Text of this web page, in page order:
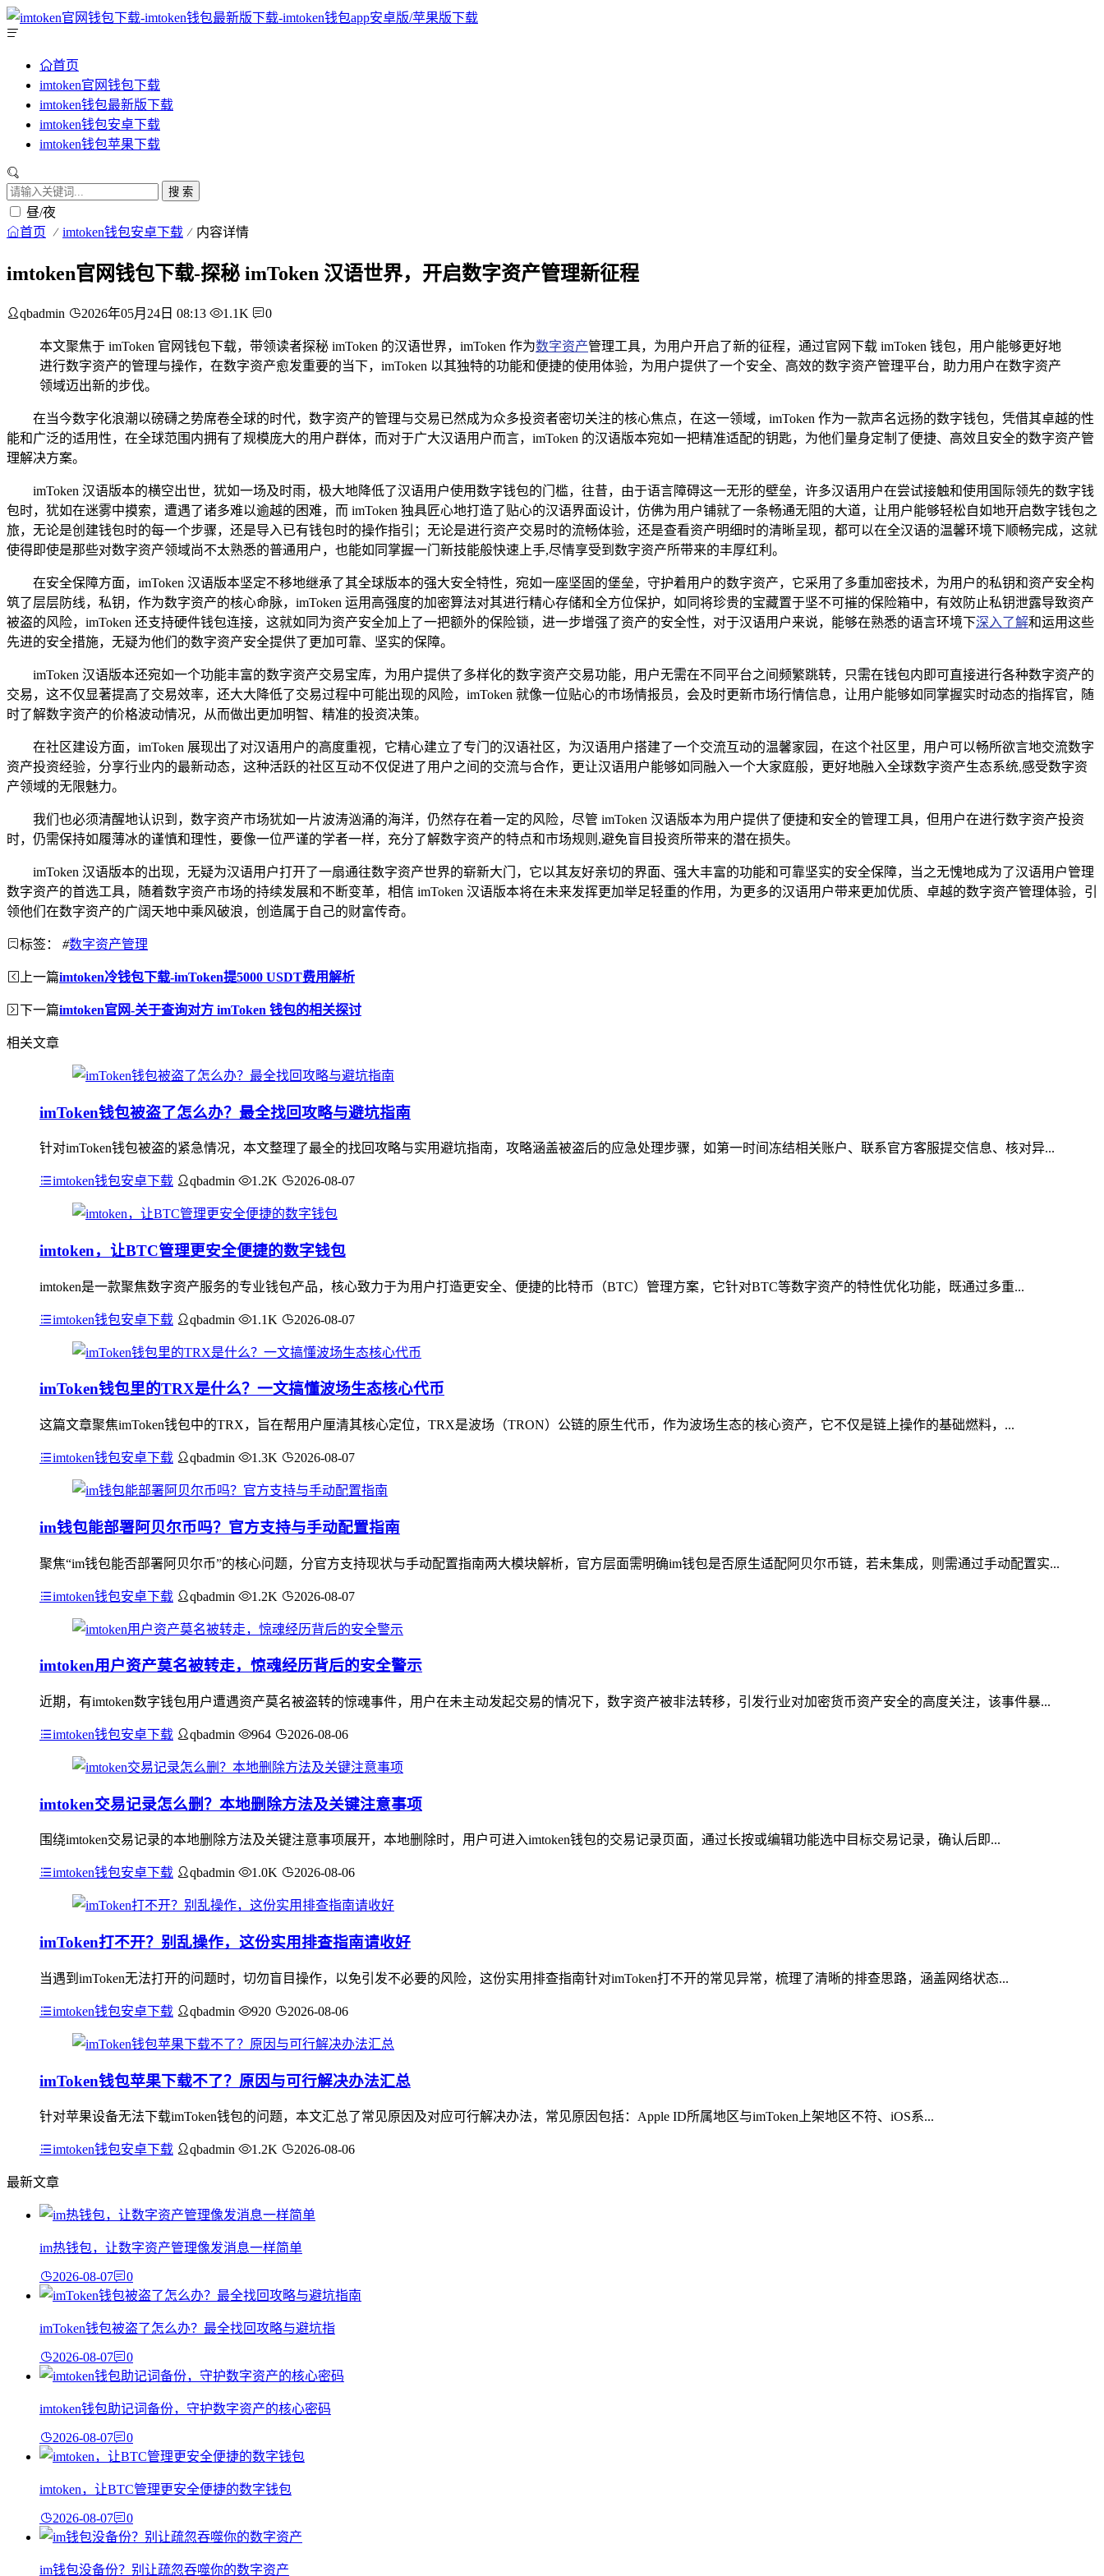
首页
imtoken官网钱包下载
imtoken钱包最新版下载
imtoken钱包安卓下载
imtoken钱包苹果下载
搜 索
昼/夜
首页 imtoken钱包安卓下载 内容详情
imtoken官网钱包下载-探秘 imToken 汉语世界，开启数字资产管理新征程
qbadmin 2026年05月24日 08:13 1.1K 0
本文聚焦于 imToken 官网钱包下载，带领读者探秘 imToken 的汉语世界，imToken 作为数字资产管理工具，为用户开启了新的征程，通过官网下载 imToken 钱包，用户能够更好地
进行数字资产的管理与操作，在数字资产愈发重要的当下，imToken 以其独特的功能和便捷的使用体验，为用户提供了一个安全、高效的数字资产管理平台，助力用户在数字资产
领域迈出新的步伐。
在当今数字化浪潮以磅礴之势席卷全球的时代，数字资产的管理与交易已然成为众多投资者密切关注的核心焦点，在这一领域，imToken 作为一款声名远扬的数字钱包，凭借其卓越的性
能和广泛的适用性，在全球范围内拥有了规模庞大的用户群体，而对于广大汉语用户而言，imToken 的汉语版本宛如一把精准适配的钥匙，为他们量身定制了便捷、高效且安全的数字资产管
理解决方案。
imToken 汉语版本的横空出世，犹如一场及时雨，极大地降低了汉语用户使用数字钱包的门槛，往昔，由于语言障碍这一无形的壁垒，许多汉语用户在尝试接触和使用国际领先的数字钱
包时，犹如在迷雾中摸索，遭遇了诸多难以逾越的困难，而 imToken 独具匠心地打造了贴心的汉语界面设计，仿佛为用户铺就了一条畅通无阻的大道，让用户能够轻松自如地开启数字钱包之
旅，无论是创建钱包时的每一个步骤，还是导入已有钱包时的操作指引；无论是进行资产交易时的流畅体验，还是查看资产明细时的清晰呈现，都可以在全汉语的温馨环境下顺畅完成，这就
使得即使是那些对数字资产领域尚不太熟悉的普通用户，也能如同掌握一门新技能般快速上手,尽情享受到数字资产所带来的丰厚红利。
在安全保障方面，imToken 汉语版本坚定不移地继承了其全球版本的强大安全特性，宛如一座坚固的堡垒，守护着用户的数字资产，它采用了多重加密技术，为用户的私钥和资产安全构
筑了层层防线，私钥，作为数字资产的核心命脉，imToken 运用高强度的加密算法对其进行精心存储和全方位保护，如同将珍贵的宝藏置于坚不可摧的保险箱中，有效防止私钥泄露导致资产
被盗的风险，imToken 还支持硬件钱包连接，这就如同为资产安全加上了一把额外的保险锁，进一步增强了资产的安全性，对于汉语用户来说，能够在熟悉的语言环境下深入了解和运用这些
先进的安全措施，无疑为他们的数字资产安全提供了更加可靠、坚实的保障。
imToken 汉语版本还宛如一个功能丰富的数字资产交易宝库，为用户提供了多样化的数字资产交易功能，用户无需在不同平台之间频繁跳转，只需在钱包内即可直接进行各种数字资产的
交易，这不仅显著提高了交易效率，还大大降低了交易过程中可能出现的风险，imToken 就像一位贴心的市场情报员，会及时更新市场行情信息，让用户能够如同掌握实时动态的指挥官，随
时了解数字资产的价格波动情况，从而做出更加明智、精准的投资决策。
在社区建设方面，imToken 展现出了对汉语用户的高度重视，它精心建立了专门的汉语社区，为汉语用户搭建了一个交流互动的温馨家园，在这个社区里，用户可以畅所欲言地交流数字
资产投资经验，分享行业内的最新动态，这种活跃的社区互动不仅促进了用户之间的交流与合作，更让汉语用户能够如同融入一个大家庭般，更好地融入全球数字资产生态系统,感受数字资
产领域的无限魅力。
我们也必须清醒地认识到，数字资产市场犹如一片波涛汹涌的海洋，仍然存在着一定的风险，尽管 imToken 汉语版本为用户提供了便捷和安全的管理工具，但用户在进行数字资产投资
时，仍需保持如履薄冰的谨慎和理性，要像一位严谨的学者一样，充分了解数字资产的特点和市场规则,避免盲目投资所带来的潜在损失。
imToken 汉语版本的出现，无疑为汉语用户打开了一扇通往数字资产世界的崭新大门，它以其友好亲切的界面、强大丰富的功能和可靠坚实的安全保障，当之无愧地成为了汉语用户管理
数字资产的首选工具，随着数字资产市场的持续发展和不断变革，相信 imToken 汉语版本将在未来发挥更加举足轻重的作用，为更多的汉语用户带来更加优质、卓越的数字资产管理体验，引
领他们在数字资产的广阔天地中乘风破浪，创造属于自己的财富传奇。
标签： #数字资产管理
上一篇imtoken冷钱包下载-imToken提5000 USDT费用解析
下一篇imtoken官网-关于查询对方 imToken 钱包的相关探讨
相关文章
imToken钱包被盗了怎么办？最全找回攻略与避坑指南
针对imToken钱包被盗的紧急情况，本文整理了最全的找回攻略与实用避坑指南，攻略涵盖被盗后的应急处理步骤，如第一时间冻结相关账户、联系官方客服提交信息、核对异...
imtoken钱包安卓下载 qbadmin 1.2K 2026-08-07
imtoken，让BTC管理更安全便捷的数字钱包
imtoken是一款聚焦数字资产服务的专业钱包产品，核心致力于为用户打造更安全、便捷的比特币（BTC）管理方案，它针对BTC等数字资产的特性优化功能，既通过多重...
imtoken钱包安卓下载 qbadmin 1.1K 2026-08-07
imToken钱包里的TRX是什么？一文搞懂波场生态核心代币
这篇文章聚焦imToken钱包中的TRX，旨在帮用户厘清其核心定位，TRX是波场（TRON）公链的原生代币，作为波场生态的核心资产，它不仅是链上操作的基础燃料，...
imtoken钱包安卓下载 qbadmin 1.3K 2026-08-07
im钱包能部署阿贝尔币吗？官方支持与手动配置指南
聚焦“im钱包能否部署阿贝尔币”的核心问题，分官方支持现状与手动配置指南两大模块解析，官方层面需明确im钱包是否原生适配阿贝尔币链，若未集成，则需通过手动配置实...
imtoken钱包安卓下载 qbadmin 1.2K 2026-08-07
imtoken用户资产莫名被转走，惊魂经历背后的安全警示
近期，有imtoken数字钱包用户遭遇资产莫名被盗转的惊魂事件，用户在未主动发起交易的情况下，数字资产被非法转移，引发行业对加密货币资产安全的高度关注，该事件暴...
imtoken钱包安卓下载 qbadmin 964 2026-08-06
imtoken交易记录怎么删？本地删除方法及关键注意事项
围绕imtoken交易记录的本地删除方法及关键注意事项展开，本地删除时，用户可进入imtoken钱包的交易记录页面，通过长按或编辑功能选中目标交易记录，确认后即...
imtoken钱包安卓下载 qbadmin 1.0K 2026-08-06
imToken打不开？别乱操作，这份实用排查指南请收好
当遇到imToken无法打开的问题时，切勿盲目操作，以免引发不必要的风险，这份实用排查指南针对imToken打不开的常见异常，梳理了清晰的排查思路，涵盖网络状态...
imtoken钱包安卓下载 qbadmin 920 2026-08-06
imToken钱包苹果下载不了？原因与可行解决办法汇总
针对苹果设备无法下载imToken钱包的问题，本文汇总了常见原因及对应可行解决办法，常见原因包括：Apple ID所属地区与imToken上架地区不符、iOS系...
imtoken钱包安卓下载 qbadmin 1.2K 2026-08-06
最新文章
im热钱包，让数字资产管理像发消息一样简单
2026-08-07 0
imToken钱包被盗了怎么办？最全找回攻略与避坑指
2026-08-07 0
imtoken钱包助记词备份，守护数字资产的核心密码
2026-08-07 0
imtoken，让BTC管理更安全便捷的数字钱包
2026-08-07 0
im钱包没备份？别让疏忽吞噬你的数字资产